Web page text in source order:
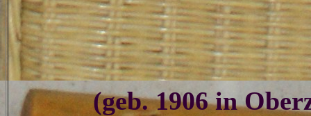
(geb. 1906 in